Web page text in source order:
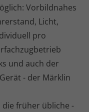
Vorbildnahes
Licht,
pro
und auch der
- der Märklin
die früher übliche -